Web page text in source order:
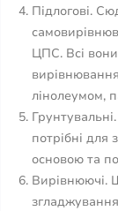
Підлогові.
ЦПС. Всі вони
лінолеумом,
потрібні для
основою та
Вирівнюючі.